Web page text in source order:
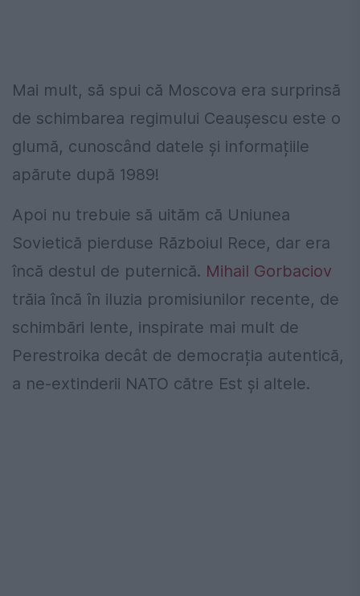
Mai mult, să spui că Moscova era surprinsă
de schimbarea regimului Ceaușescu este o
glumă, cunoscând datele și informațiile
apărute după 1989!
Apoi nu trebuie să uităm că Uniunea
Sovietică pierduse Războiul Rece, dar era
încă destul de puternică. Mihail Gorbaciov
trăia încă în iluzia promisiunilor recente, de
schimbări lente, inspirate mai mult de
Perestroika decât de democrația autentică,
a ne-extinderii NATO către Est și altele.